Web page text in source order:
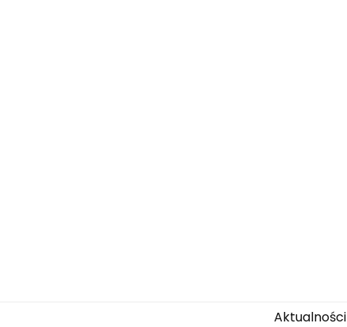
Aktualności